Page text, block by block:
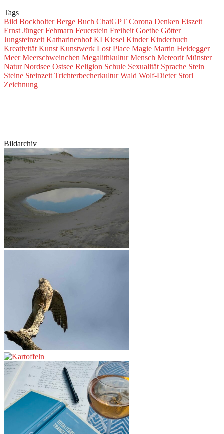
Tags
Bild Bockholter Berge Buch ChatGPT Corona Denken Eiszeit
Ernst Jünger Fehmarn Feuerstein Freiheit Goethe Götter
Jungsteinzeit Katharinenhof KI Kiesel Kinder Kinderbuch
Kreativität Kunst Kunstwerk Lost Place Magie Martin Heidegger
Meer Meerschweinchen Megalithkultur Mensch Meteorit Münster
Natur Nordsee Ostsee Religion Schule Sexualität Sprache Stein
Steine Steinzeit Trichterbecherkultur Wald Wolf-Dieter Storl
Zeichnung
Bildarchiv